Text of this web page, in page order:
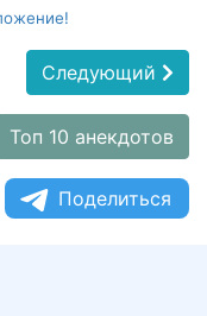
Следующий
Топ 10 анекдотов
Поделиться